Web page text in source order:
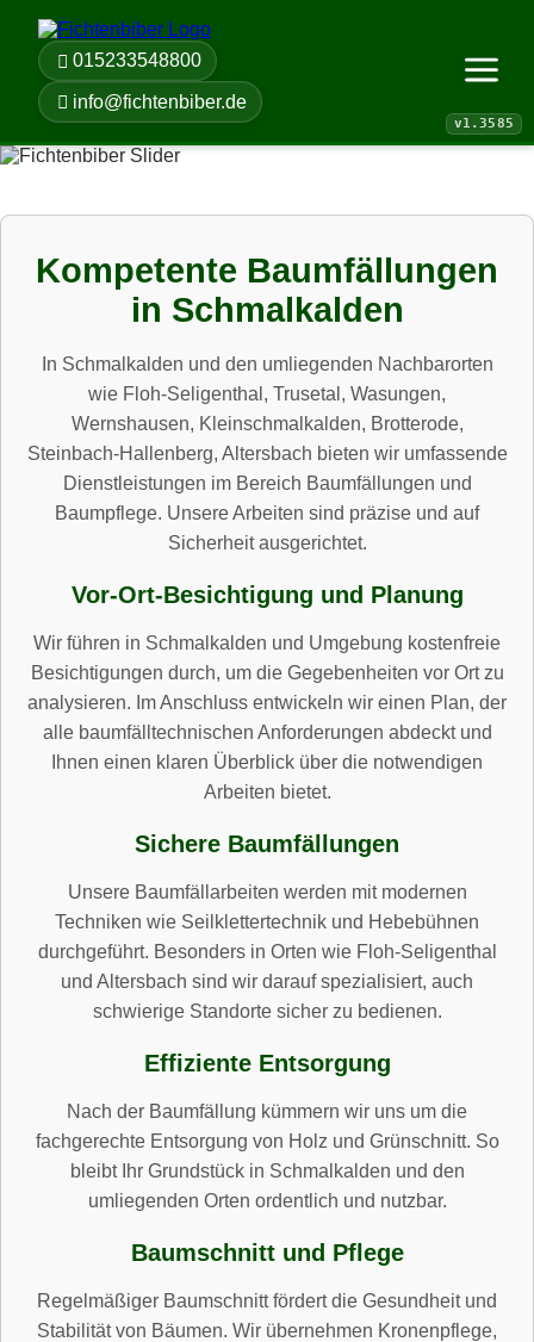
015233548800
info@fichtenbiber.de
Kompetente Baumfällungen
in Schmalkalden
In Schmalkalden und den umliegenden Nachbarorten
wie Floh-Seligenthal, Trusetal, Wasungen,
Wernshausen, Kleinschmalkalden, Brotterode,
Steinbach-Hallenberg, Altersbach bieten wir umfassende
Dienstleistungen im Bereich Baumfällungen und
Baumpflege. Unsere Arbeiten sind präzise und auf
Sicherheit ausgerichtet.
Vor-Ort-Besichtigung und Planung
Wir führen in Schmalkalden und Umgebung kostenfreie
Besichtigungen durch, um die Gegebenheiten vor Ort zu
analysieren. Im Anschluss entwickeln wir einen Plan, der
alle baumfälltechnischen Anforderungen abdeckt und
Ihnen einen klaren Überblick über die notwendigen
Arbeiten bietet.
Sichere Baumfällungen
Unsere Baumfällarbeiten werden mit modernen
Techniken wie Seilklettertechnik und Hebebühnen
durchgeführt. Besonders in Orten wie Floh-Seligenthal
und Altersbach sind wir darauf spezialisiert, auch
schwierige Standorte sicher zu bedienen.
Effiziente Entsorgung
Nach der Baumfällung kümmern wir uns um die
fachgerechte Entsorgung von Holz und Grünschnitt. So
bleibt Ihr Grundstück in Schmalkalden und den
umliegenden Orten ordentlich und nutzbar.
Baumschnitt und Pflege
Regelmäßiger Baumschnitt fördert die Gesundheit und
Stabilität von Bäumen. Wir übernehmen Kronenpflege,